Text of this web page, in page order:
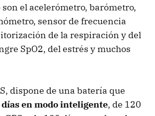
el acelerómetro, barómetro,
sensor de frecuencia
de la respiración y del
SpO2, del estrés y muchos
dispone de una batería que
en modo inteligente, de 120